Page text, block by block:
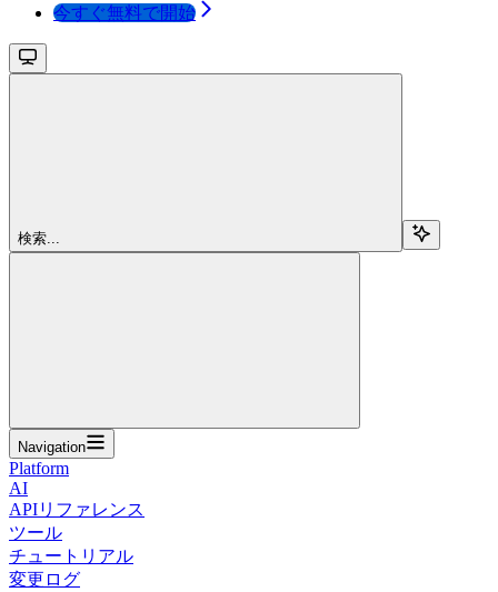
今すぐ無料で開始
検索...
Navigation
Platform
AI
APIリファレンス
ツール
チュートリアル
変更ログ